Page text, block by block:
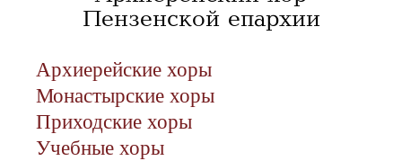
Пензенской епархии
Архиерейские хоры
Монастырские хоры
Приходские хоры
Учебные хоры